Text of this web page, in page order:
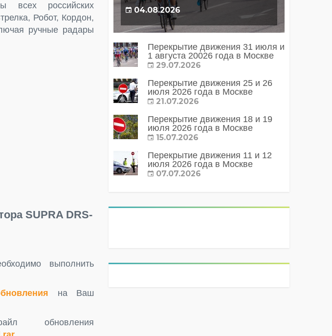
всех российских
Робот, Кордон,
ручные радары
SUPRA DRS-
выполнить
на Ваш
обновления
04.08.2026
Перекрытие движения 31 июля и
1 августа 20026 года в Москве
29.07.2026
Перекрытие движения 25 и 26
июля 2026 года в Москве
21.07.2026
Перекрытие движения 18 и 19
июля 2026 года в Москве
15.07.2026
Перекрытие движения 11 и 12
июля 2026 года в Москве
07.07.2026